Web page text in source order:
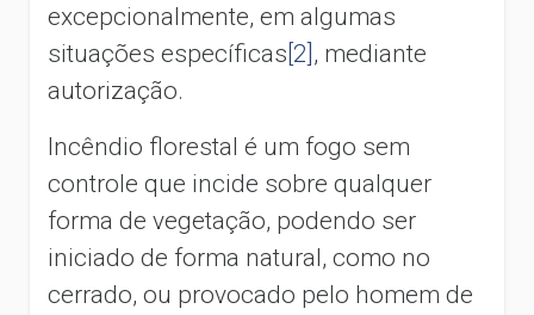
excepcionalmente, em algumas
situações específicas [2] , mediante
autorização.
Incêndio florestal é um fogo sem
controle que incide sobre qualquer
forma de vegetação, podendo ser
iniciado de forma natural, como no
cerrado, ou provocado pelo homem de